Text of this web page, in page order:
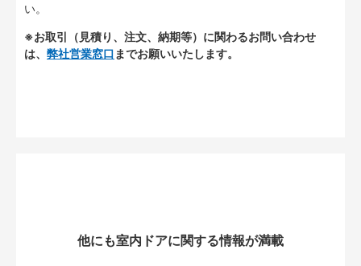
い。
※お取引（見積り、注文、納期等）に関わるお問い合わせ
は、 弊社営業窓口 までお願いいたします。
他にも室内ドアに関する情報が満載